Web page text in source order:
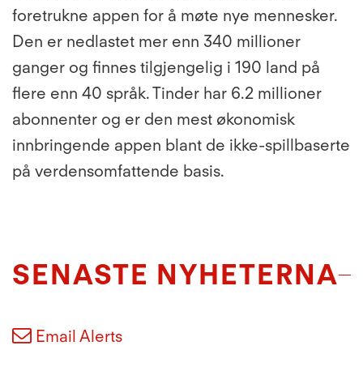
foretrukne appen for å møte nye mennesker.
Den er nedlastet mer enn 340 millioner
ganger og finnes tilgjengelig i 190 land på
flere enn 40 språk. Tinder har 6.2 millioner
abonnenter og er den mest økonomisk
innbringende appen blant de ikke-spillbaserte
på verdensomfattende basis.
SENASTE NYHETERNA
Email Alerts